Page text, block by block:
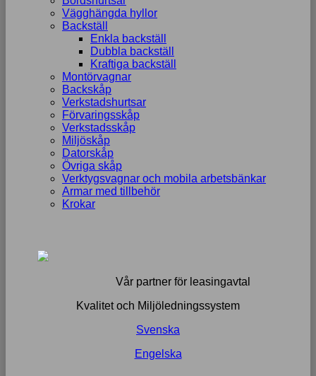
Vägghängda hyllor
Backställ
Enkla backställ
Dubbla backställ
Kraftiga backställ
Montörvagnar
Backskåp
Verkstadshurtsar
Förvaringsskåp
Verkstadsskåp
Miljöskåp
Datorskåp
Övriga skåp
Verktygsvagnar och mobila arbetsbänkar
Armar med tillbehör
Krokar
Vår partner för leasingavtal
Kvalitet och Miljöledningssystem
Svenska
Engelska